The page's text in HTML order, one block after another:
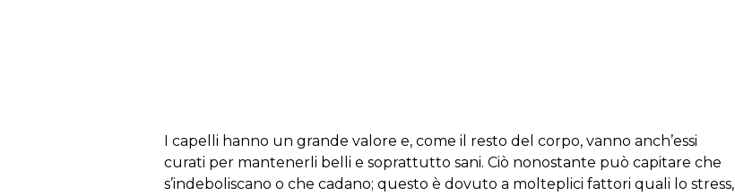
I capelli hanno un grande valore e, come il resto del corpo, vanno anch’essi
curati per mantenerli belli e soprattutto sani. Ciò nonostante può capitare che
s’indeboliscano o che cadano; questo è dovuto a molteplici fattori quali lo stress,